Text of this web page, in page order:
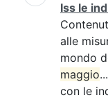
Iss le
alle
mondo
maggio...
con le